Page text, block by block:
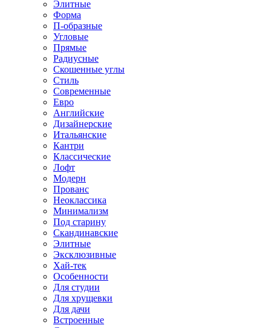
Элитные
Форма
П-образные
Угловые
Прямые
Радиусные
Скошенные углы
Стиль
Современные
Евро
Английские
Дизайнерские
Итальянские
Кантри
Классические
Лофт
Модерн
Прованс
Неоклассика
Минимализм
Под старину
Скандинавские
Элитные
Эксклюзивные
Хай-тек
Особенности
Для студии
Для хрущевки
Для дачи
Встроенные